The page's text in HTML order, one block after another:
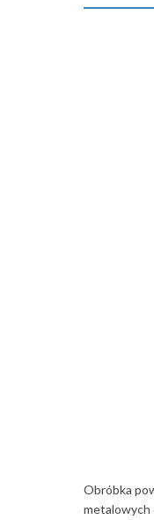
Obróbka
metalowych